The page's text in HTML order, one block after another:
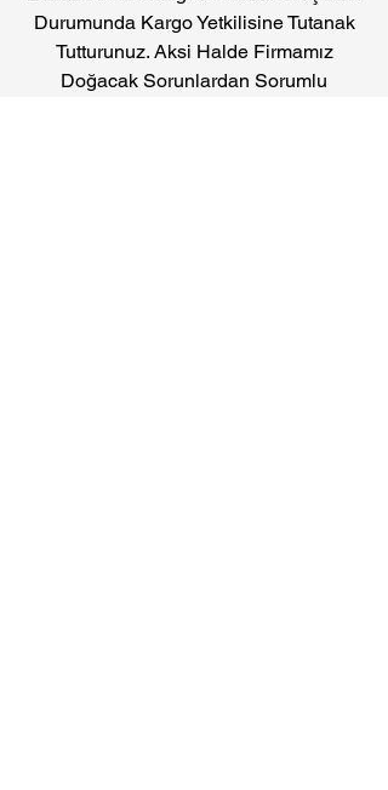
Durumunda Kargo Yetkilisine Tutanak
Tutturunuz. Aksi Halde Firmamız
Doğacak Sorunlardan Sorumlu